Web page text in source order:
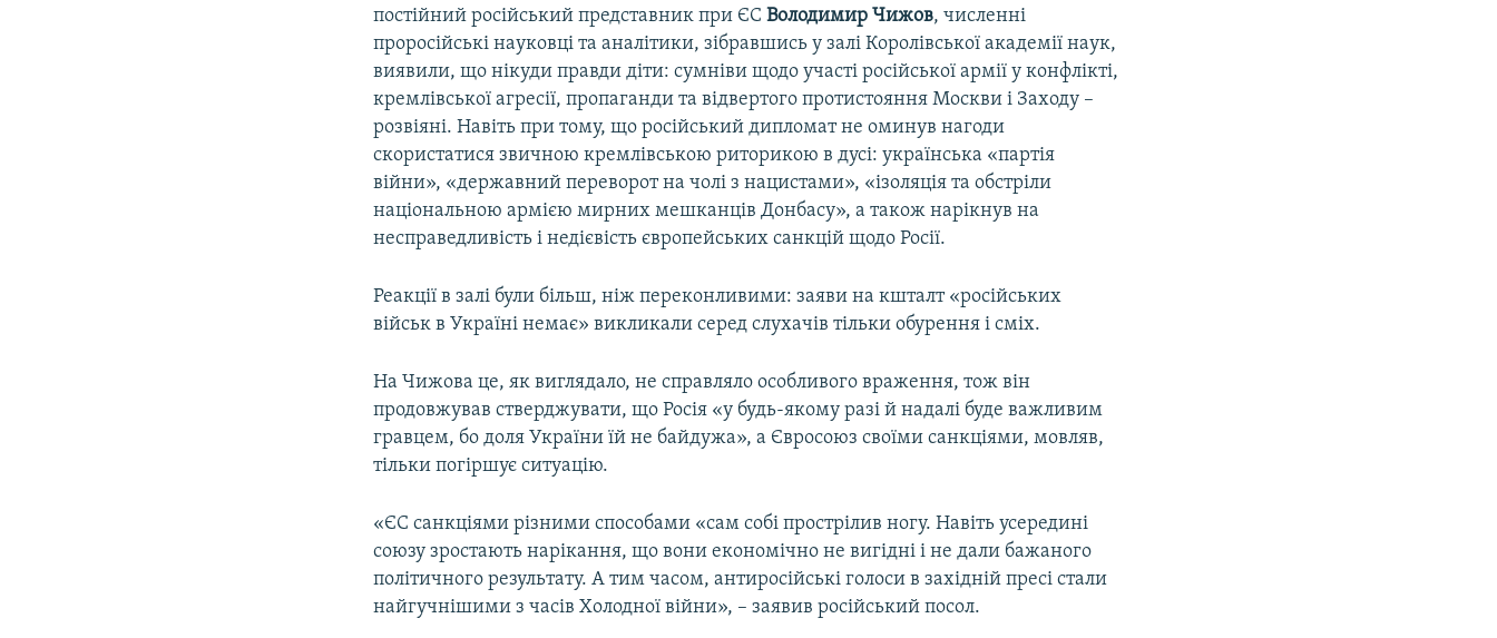
постійний російський представник при ЄСВолодимир Чижов, численні
проросійські науковці та аналітики, зібравшись у залі Королівської академії наук,
виявили, що нікуди правди діти: сумніви щодо участі російської армії у конфлікті,
кремлівської агресії, пропаганди та відвертого протистояння Москви і Заходу –
розвіяні. Навіть при тому, що російський дипломат не оминув нагоди
скористатися звичною кремлівською риторикою в дусі: українська «партія
війни», «державний переворот на чолі з нацистами», «ізоляція та обстріли
національною армією мирних мешканців Донбасу», а також нарікнув на
несправедливість і недієвість європейських санкцій щодо Росії.
Реакції в залі були більш, ніж переконливими: заяви на кшталт «російських
військ в Україні немає» викликали серед слухачів тільки обурення і сміх.
На Чижова це, як виглядало, не справляло особливого враження, тож він
продовжував стверджувати, що Росія «у будь-якому разі й надалі буде важливим
гравцем, бо доля України їй не байдужа», а Євросоюз своїми санкціями, мовляв,
тільки погіршує ситуацію.
«ЄС санкціями різними способами «сам собі прострілив ногу. Навіть усередині
союзу зростають нарікання, що вони економічно не вигідні і не дали бажаного
політичного результату. А тим часом, антиросійські голоси в західній пресі стали
найгучнішими з часів Холодної війни», – заявив російський посол.